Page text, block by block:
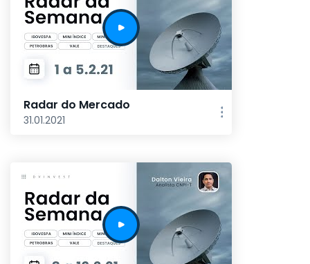
Radar do Mercado
31.01.2021